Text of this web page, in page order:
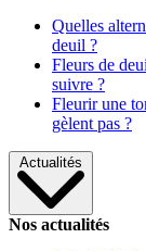
Quelles
deuil ?
Fleurs de
suivre ?
Fleurir une
gèlent pas ?
Actualités
Nos actualités